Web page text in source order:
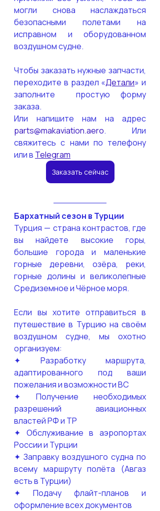
могли снова наслаждаться
безопасными полетами на
исправном и оборудованном
воздушном судне.
Чтобы заказать нужные запчасти,
переходите в раздел «Детали» и
заполните  простую форму
заказа.
parts@makaviation.aero. Или
свяжитесь с нами по телефону
или в Telegram
Заказать сейчас
Бархатный сезон в Турции
Турция — страна контрастов, где
вы найдете высокие горы,
большие города и маленькие
горные деревни, озёра, реки,
горные долины и великолепные
Средиземное и Чёрное моря.
Если вы хотите отправиться в
путешествие в Турцию на своём
воздушном судне, мы охотно
организуем:
✦ Разработку маршрута,
адаптированного под ваши
пожелания и возможности ВС
✦ Получение необходимых
разрешений авиационных
властей РФ и ТР
✦ Обслуживание в аэропортах
России и Турции
✦ Заправку воздушного судна по
всему маршруту полёта (Авгаз
есть в Турции)
✦ Подачу флайт-планов и
оформление всех документов